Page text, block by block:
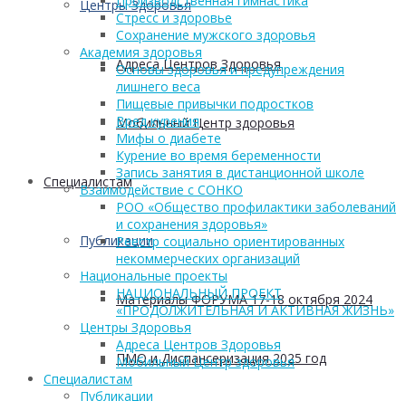
Центры Здоровья
Адреса Центров Здоровья
Мобильный Центр здоровья
Cпециалистам
Публикации
Материалы ФОРУМА 17-18 октября 2024
ПМО и Диспансеризация 2025 год
Стресс и здоровье
Сохранение мужского здоровья
Академия здоровья
Основы здоровья и предупреждения
лишнего веса
Пищевые привычки подростков
Вред курения
Мифы о диабете
Курение во время беременности
Запись занятия в дистанционной школе
Взаимодействие с СОНКО
РОО «Общество профилактики заболеваний
и сохранения здоровья»
Реестр социально ориентированных
некоммерческих организаций
Национальные проекты
НАЦИОНАЛЬНЫЙ ПРОЕКТ
«ПРОДОЛЖИТЕЛЬНАЯ И АКТИВНАЯ ЖИЗНЬ»
Центры Здоровья
Адреса Центров Здоровья
Мобильный Центр здоровья
Cпециалистам
Публикации